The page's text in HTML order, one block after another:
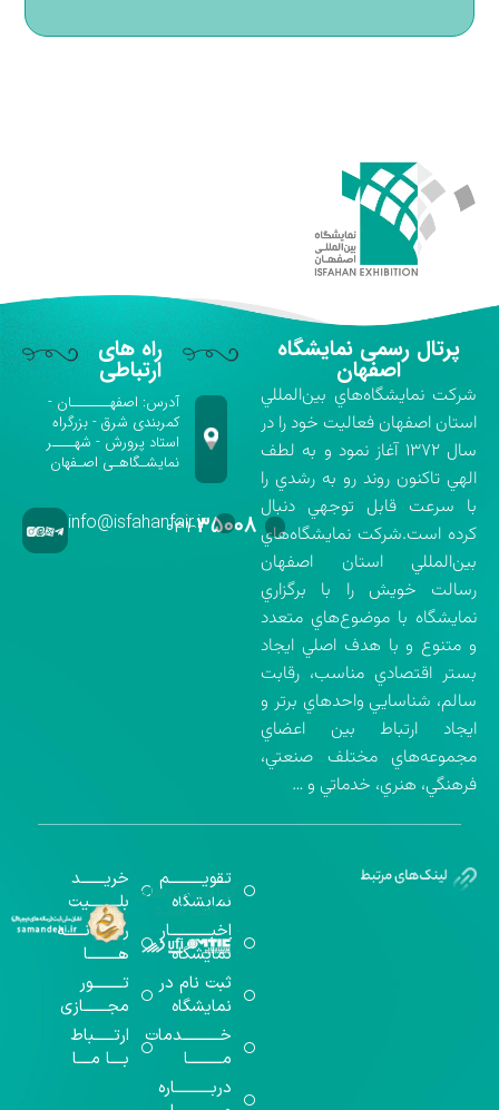
پرتال رسمی نمایشگاه
اصفهان
شركت نمايشگاه‌هاي بين‌المللي
استان اصفهان فعاليت خود را در
سال ۱۳۷۲ آغاز نمود و به لطف
الهي تاكنون روند رو به رشدي را
با سرعت قابل توجهي دنبال
كرده است.شركت نمايشگاه‌هاي
بين‌المللي استان اصفهان
رسالت خويش را با برگزاري
نمايشگاه با موضوع‌هاي متعدد
و متنوع و با هدف اصلي ايجاد
بستر اقتصادي مناسب، رقابت
سالم، شناسايي واحدهاي برتر و
ايجاد ارتباط بين اعضاي
مجموعه‌هاي مختلف صنعتي،
فرهنگي، هنري، خدماتي و …
راه های
ارتباطی
آدرس: اصفهـــــــان -
کمربندی شرق - بزرگراه
استاد پرورش - شهــــر
نمایشـگاهـی اصـفهان
۰۳۱-۳۵۰۰۸info@isfahanfair.ir
تقویــــــــــم
نمایشگاه
اخبــــــــــــار
نمایشگاه
ثبت نام در
نمایشگاه
خـــــــــــدمات
مــــــــــا
دربـــــــــــاره
خریـــــــد
بلـــــــــیت
رســـــانــــــه
هـــــــــا
تـــــــــور
مجـــــــازی
ارتــــــباط
بــــا مــــا
گواهینامه‌های
اخذ شده